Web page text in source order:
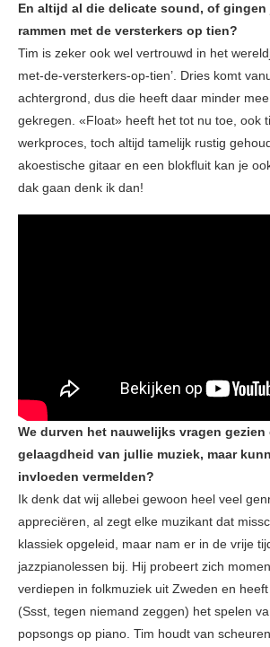
En altijd al die delicate sound, of
rammen met de versterkers op tien?
Tim is zeker ook wel vertrouwd in het
met-de-versterkers-op-tien’. Dries komt
achtergrond, dus die heeft daar minder
gekregen. «Float» heeft het tot nu toe, ook
werkproces, toch altijd tamelijk rustig
akoestische gitaar en een blokfluit kan je
dak gaan denk ik dan!
We durven het nauwelijks vragen gezien
gelaagdheid van jullie muziek, maar
invloeden vermelden?
Ik denk dat wij allebei gewoon heel veel
appreciëren, al zegt elke muzikant dat
klassiek opgeleid, maar nam er in de vrije
jazzpianolessen bij. Hij probeert zich
verdiepen in folkmuziek uit Zweden en
(Ssst, tegen niemand zeggen) het spelen
popsongs op piano. Tim houdt van